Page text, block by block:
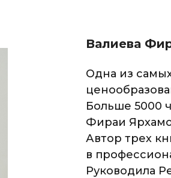
Валиева
Одна из
Больше 5000
Фираи
Автор трех
в
Руководила